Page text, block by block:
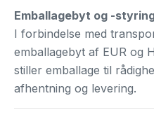
Emballagebyt og -
I forbindelse med
emballagebyt af EUR og
stiller emballage til
afhentning og levering.